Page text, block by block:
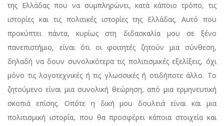
της Ελλάδας που να συμπληρώνει, κατά κάποιο τρόπο, τις
ιστορίες και τις πολιτικές ιστορίες της Ελλάδας. Αυτό που
προκύπτει πάντα, κυρίως στη διδασκαλία μου σε ξένο
πανεπιστήμιο, είναι ότι οι φοιτητές ζητούν μια σύνθεση,
δηλαδή να δουν συνολικότερα τις πολιτισμικές εξελίξεις, όχι
μόνο τις λογοτεχνικές ή τις γλωσσικές ή οτιδήποτε άλλο. Το
ζητούμενο είναι μια συνολική θεώρηση, από μια ερμηνευτική
σκοπιά επίσης. Οπότε η δική μου δουλειά είναι και μια
πολιτισμική ιστορία, που θα προσφέρει κάποια στοιχεία και